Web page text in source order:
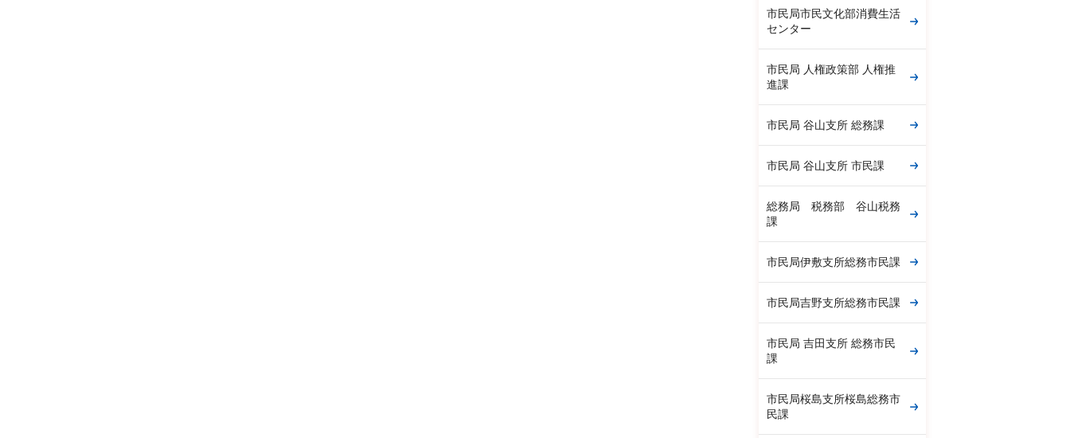
市民局市民文化部消費生活
センター
市民局 人権政策部 人権推
進課
市民局 谷山支所 総務課
市民局 谷山支所 市民課
総務局 税務部 谷山税務
課
市民局伊敷支所総務市民課
市民局吉野支所総務市民課
市民局 吉田支所 総務市民
課
市民局桜島支所桜島総務市
民課